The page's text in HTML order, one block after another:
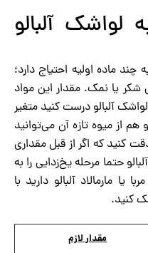
لواشک آلبالو
ماده اولیه احتیاج دارد؛
شکر یا نمک. مقدار این مواد
آلبالو درست کنید متغیر
از میوه تازه آن می‌توانید
کنید که اگر از قبل مقداری
حتما مرحله یخ‌زدایی را به
یا مارمالاد آلبالو دارید با
کنید.
مقدار لازم